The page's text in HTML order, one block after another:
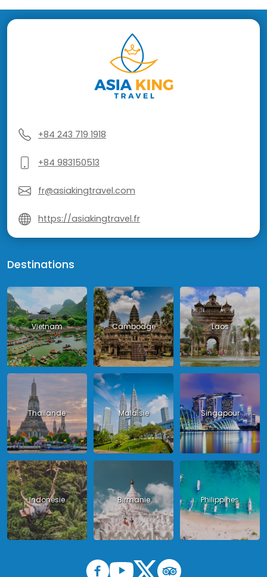
+84 243 719 1918
+84 983150513
fr@asiakingtravel.com
https://asiakingtravel.fr
Destinations
Vietnam Cambodge Laos
Thailande Malaisie Singapour
Indonésie Birmanie Philippines